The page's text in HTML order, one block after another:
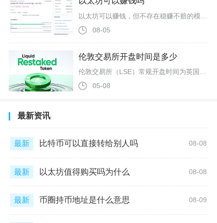
08-05
伦敦交易所开盘时间是多少
05-08
最新资讯
最新 比特币可以直接转给别人吗 08-08
最新 以太坊值得购买吗为什么 08-08
最新 币圈持币地址是什么意思 08-09